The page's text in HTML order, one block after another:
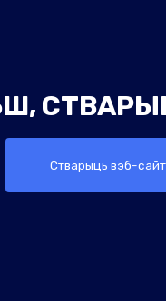
Стварыць вэб-сайт